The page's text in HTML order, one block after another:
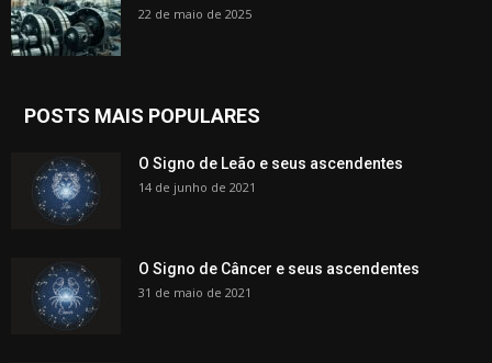
22 de maio de 2025
POSTS MAIS POPULARES
O Signo de Leão e seus ascendentes
14 de junho de 2021
O Signo de Câncer e seus ascendentes
31 de maio de 2021